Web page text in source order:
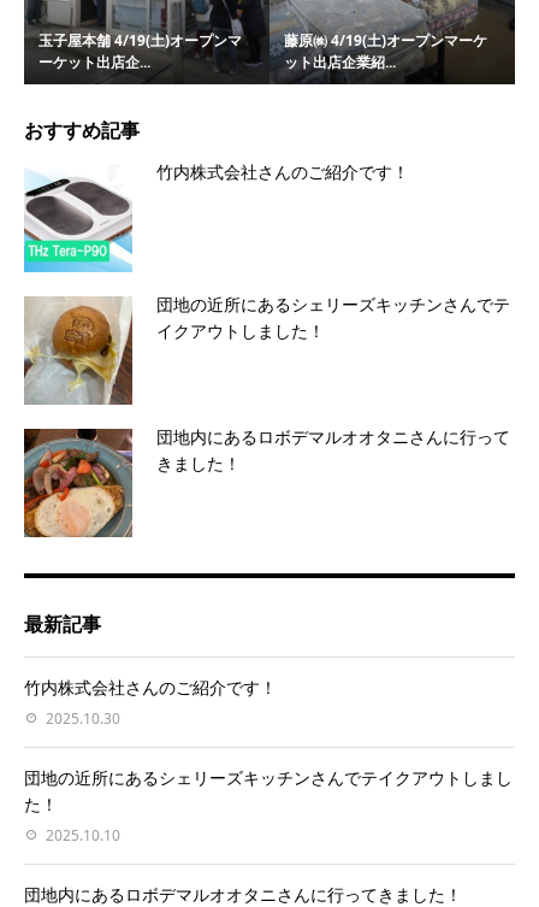
玉子屋本舗 4/19(土)オープンマ
ーケット出店企...
藤原㈱ 4/19(土)オープンマーケ
ット出店企業紹...
おすすめ記事
竹内株式会社さんのご紹介です！
団地の近所にあるシェリーズキッチンさんでテ
イクアウトしました！
団地内にあるロボデマルオオタニさんに行って
きました！
最新記事
竹内株式会社さんのご紹介です！
2025.10.30
団地の近所にあるシェリーズキッチンさんでテイクアウトしまし
た！
2025.10.10
団地内にあるロボデマルオオタニさんに行ってきました！